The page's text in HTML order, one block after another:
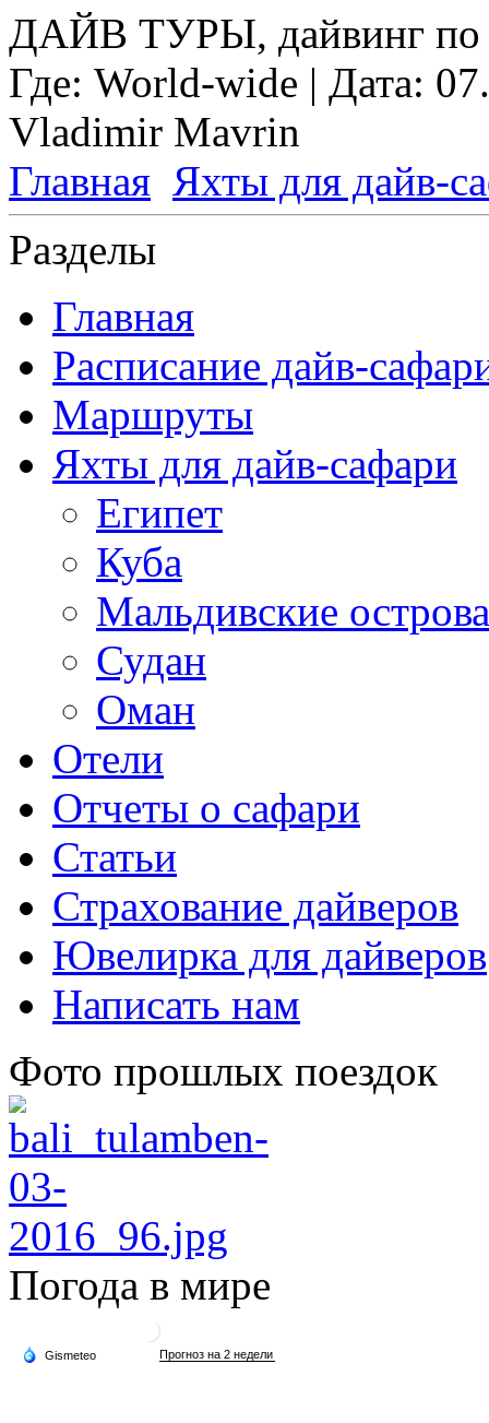
ДАЙВ ТУРЫ, дайвинг по
Где: World-wide | Дата:
Vladimir Mavrin
Главная Яхты для дайв-
Разделы
Главная
Расписание дайв-
Маршруты
Яхты для дайв-сафари
Египет
Куба
Мальдивские острова
Судан
Оман
Отели
Отчеты о сафари
Статьи
Страхование дайверов
Ювелирка для дайверов
Написать нам
Фото прошлых поездок
Погода в мире